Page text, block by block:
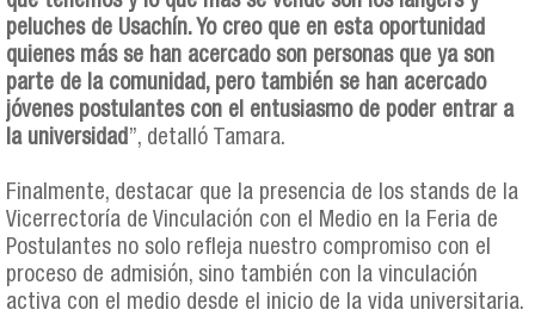
peluches de Usachín. Yo creo que en esta oportunidad
quienes más se han acercado son personas que ya son
parte de la comunidad, pero también se han acercado
jóvenes postulantes con el entusiasmo de poder entrar a
la universidad ”, detalló Tamara.
Finalmente, destacar que la presencia de los stands de la
Vicerrectoría de Vinculación con el Medio en la Feria de
Postulantes no solo refleja nuestro compromiso con el
proceso de admisión, sino también con la vinculación
activa con el medio desde el inicio de la vida universitaria.